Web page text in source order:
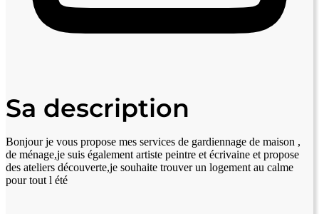
Sa description
Bonjour je vous propose mes services de gardiennage de maison ,
de ménage,je suis également artiste peintre et écrivaine et propose
des ateliers découverte,je souhaite trouver un logement au calme
pour tout l été